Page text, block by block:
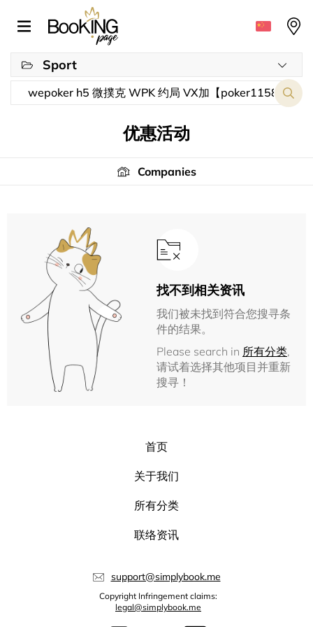
Sport
优惠活动
Companies
找不到相关资讯
我们被未找到符合您搜寻条
件的结果。
Please search in 所有分类,
请试着选择其他项目并重新
搜寻！
首页
关于我们
所有分类
联络资讯
support@simplybook.me
Copyright Infringement claims:
legal@simplybook.me